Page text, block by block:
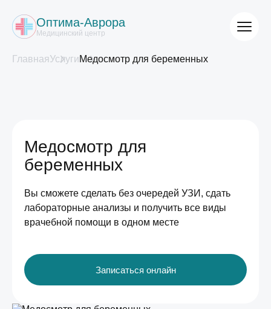
Оптима-Аврора
Медицинский центр
ГлавнаяУслугиМедосмотр для беременных
Медосмотр для
беременных
Вы сможете сделать без очередей УЗИ, сдать
лабораторные анализы и получить все виды
врачебной помощи в одном месте
Записаться онлайн